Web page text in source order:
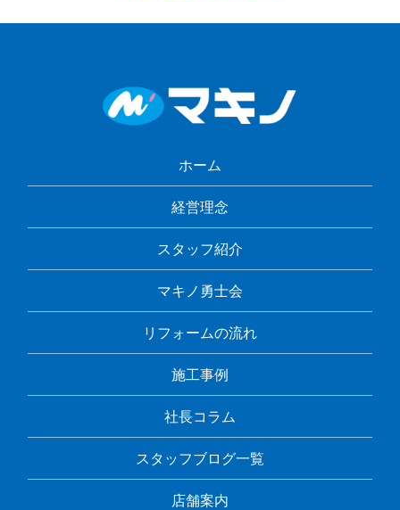
ホーム
経営理念
スタッフ紹介
マキノ勇士会
リフォームの流れ
施工事例
社長コラム
スタッフブログ一覧
店舗案内